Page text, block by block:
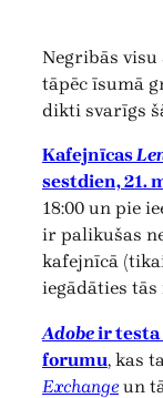
Negribās visu
tāpēc īsumā
dikti svarīgs
Kafejnīcas
sestdien, 21.
18:00 un pie
ir palikušas
kafejnīcā
iegādāties tās
Adobeir testa
forumu, kas
Exchangeun